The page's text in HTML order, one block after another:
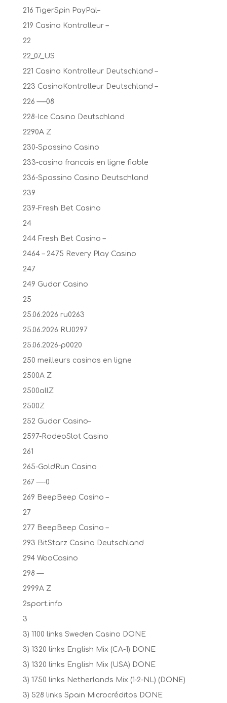
216 TigerSpin PayPal–
219 Casino Kontrolleur –
22
22_07_US
221 Casino Kontrolleur Deutschland –
223 CasinoKontrolleur Deutschland –
226 —–08
228-Ice Casino Deutschland
2290A Z
230-Spassino Casino
233-casino francais en ligne fiable
236-Spassino Casino Deutschland
239
239-Fresh Bet Casino
24
244 Fresh Bet Casino –
2464 – 2475 Revery Play Casino
247
249 Gudar Casino
25
25.06.2026 ru0263
25.06.2026 RU0297
25.06.2026-p0020
250 meilleurs casinos en ligne
2500A Z
2500allZ
2500Z
252 Gudar Casino–
2597-RodeoSlot Casino
261
265-GoldRun Casino
267 —-0
269 BeepBeep Casino –
27
277 BeepBeep Casino –
293 BitStarz Casino Deutschland
294 WooCasino
298 —
2999A Z
2sport.info
3
3) 1100 links Sweden Casino DONE
3) 1320 links English Mix (CA-1) DONE
3) 1320 links English Mix (USA) DONE
3) 1750 links Netherlands Mix (1-2-NL) (DONE)
3) 528 links Spain Microcréditos DONE